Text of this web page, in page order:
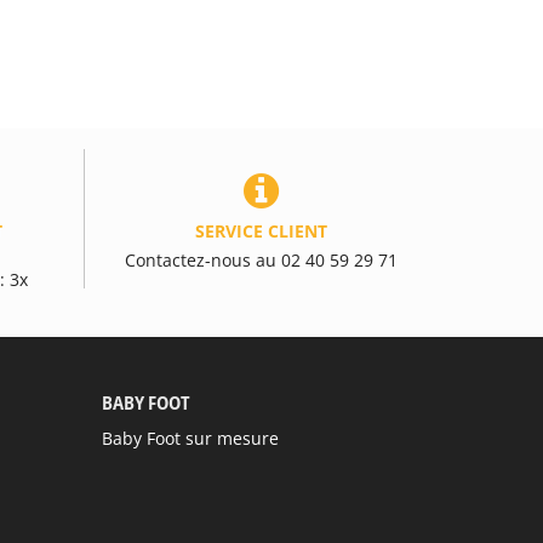
en
à leur
3x
SERVICE CLIENT
Contactez-nous au 02 40 59 29 71
BABY FOOT
Baby Foot sur mesure